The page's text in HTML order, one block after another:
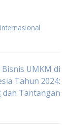
UMKM di
Tahun 2024:
dan Tantangan